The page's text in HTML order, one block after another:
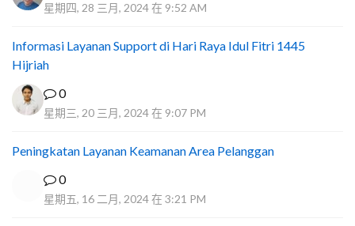
星期四, 28 三月, 2024 在 9:52 AM
Informasi Layanan Support di Hari Raya Idul Fitri 1445
Hijriah
0
星期三, 20 三月, 2024 在 9:07 PM
Peningkatan Layanan Keamanan Area Pelanggan
0
星期五, 16 二月, 2024 在 3:21 PM